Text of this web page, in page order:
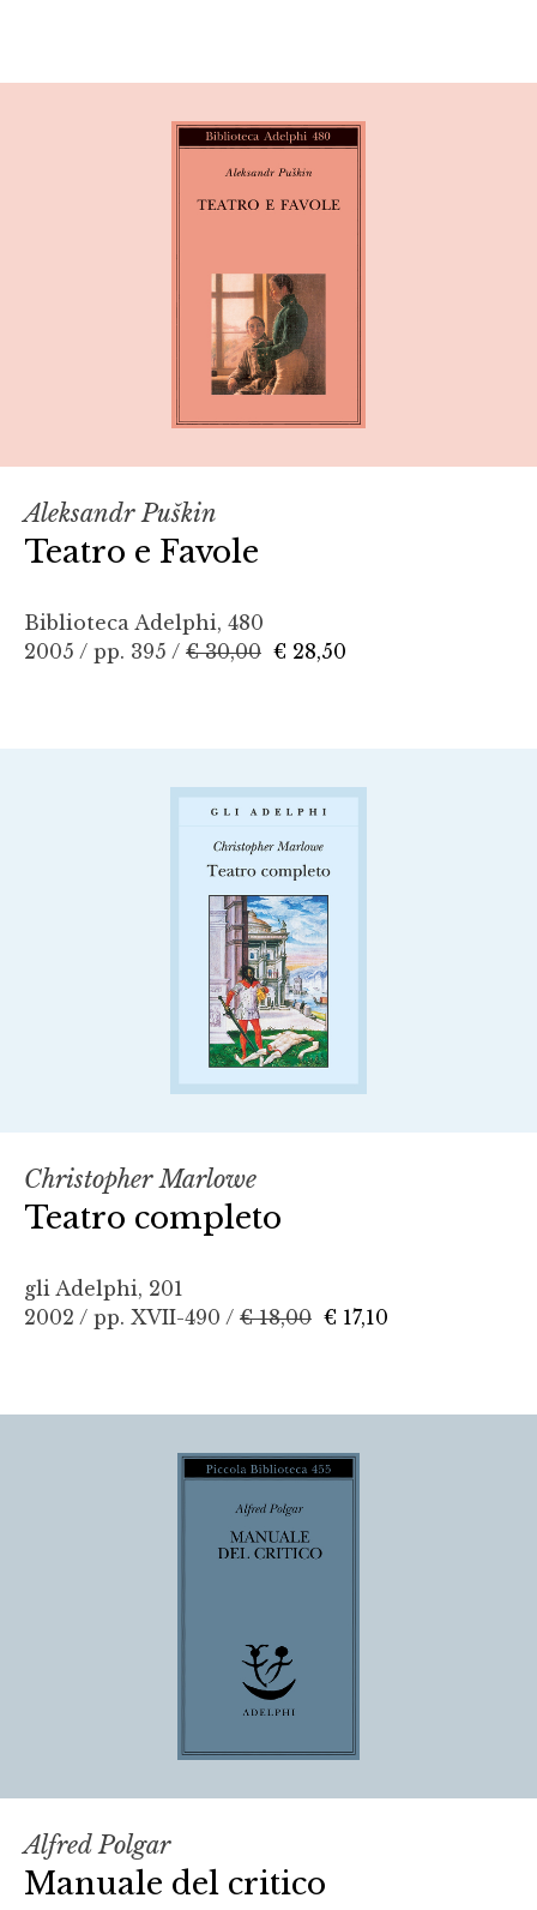
Aleksandr Puškin
Teatro e Favole
Biblioteca Adelphi, 480
2005 / pp. 395 / € 30,00 € 28,50
Christopher Marlowe
Teatro completo
gli Adelphi, 201
2002 / pp. XVII-490 / € 18,00 € 17,10
Alfred Polgar
Manuale del critico